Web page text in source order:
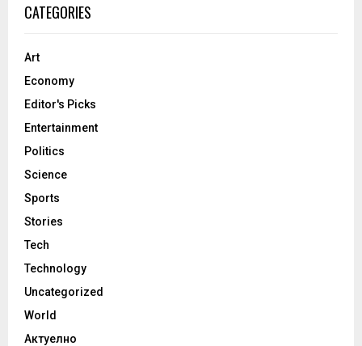
CATEGORIES
Art
Economy
Editor's Picks
Entertainment
Politics
Science
Sports
Stories
Tech
Technology
Uncategorized
World
Актуелно